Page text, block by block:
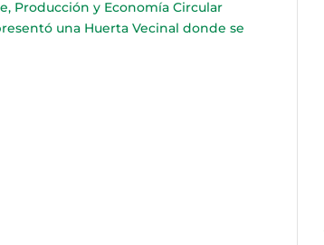
Producción y Economía Circular
una Huerta Vecinal donde se